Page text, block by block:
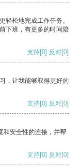
轻松地完成工作任务。
下班，有更多的时间陪
支持[0] 反对[0]
，让我能够取得更好的
支持[0] 反对[0]
和安全性的连接，并帮
支持[0] 反对[0]